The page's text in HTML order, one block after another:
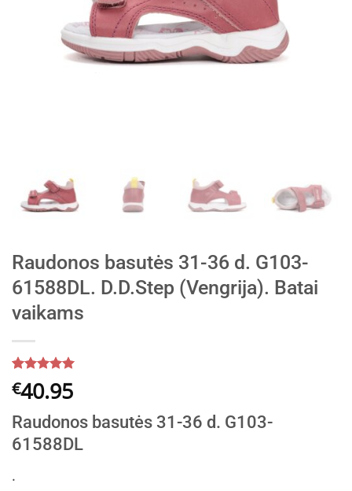
Raudonos basutės 31-36 d. G103-
61588DL. D.D.Step (Vengrija). Batai
vaikams
Įvertinimas:
5iš 5
įvertinimų:
5
)
€40.95
Raudonos basutės 31-36 d. G103-
61588DL
.